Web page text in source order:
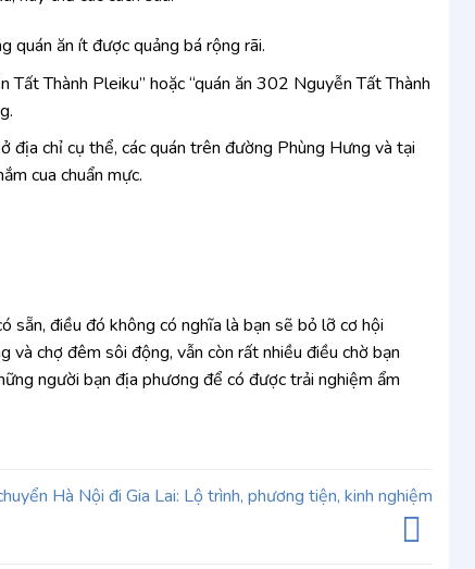
quán ăn ít được quảng bá rộng rãi.
Thành Pleiku” hoặc “quán ăn 302 Nguyễn Tất Thành
địa chỉ cụ thể, các quán trên đường Phùng Hưng và tại
cua chuẩn mực.
sẵn, điều đó không có nghĩa là bạn sẽ bỏ lỡ cơ hội
chợ đêm sôi động, vẫn còn rất nhiều điều chờ bạn
người bạn địa phương để có được trải nghiệm ẩm
Hà Nội đi Gia Lai: Lộ trình, phương tiện, kinh nghiệm